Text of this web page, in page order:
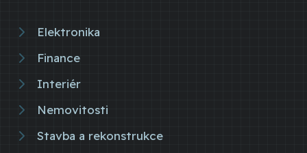
Elektronika
Finance
Interiér
Nemovitosti
Stavba a rekonstrukce